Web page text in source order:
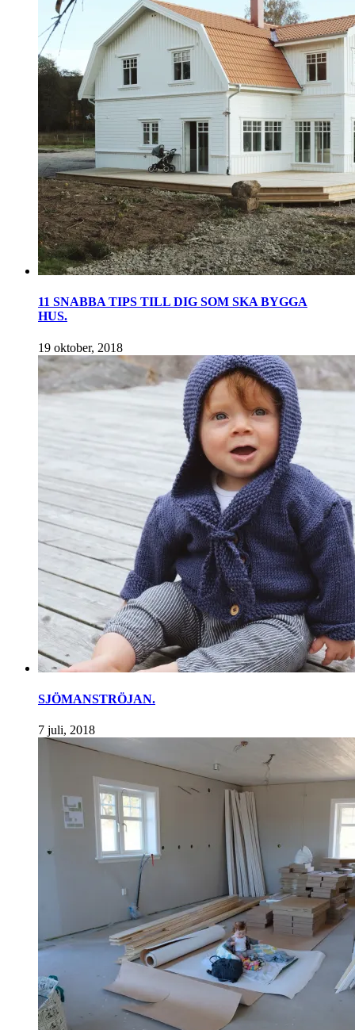
11 SNABBA TIPS TILL DIG SOM SKA BYGGA
HUS.
19 oktober, 2018
SJÖMANSTRÖJAN.
7 juli, 2018